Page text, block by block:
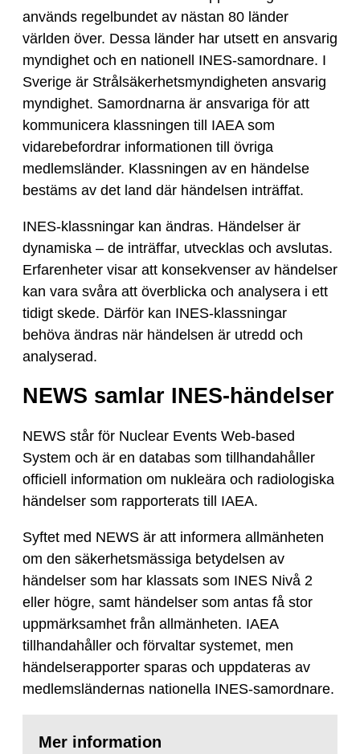
används regelbundet av nästan 80 länder
världen över. Dessa länder har utsett en ansvarig
myndighet och en nationell INES-samordnare. I
Sverige är Strålsäkerhetsmyndigheten ansvarig
myndighet. Samordnarna är ansvariga för att
kommunicera klassningen till IAEA som
vidarebefordrar informationen till övriga
medlemsländer. Klassningen av en händelse
bestäms av det land där händelsen inträffat.
INES-klassningar kan ändras. Händelser är
dynamiska – de inträffar, utvecklas och avslutas.
Erfarenheter visar att konsekvenser av händelser
kan vara svåra att överblicka och analysera i ett
tidigt skede. Därför kan INES-klassningar
behöva ändras när händelsen är utredd och
analyserad.
NEWS samlar INES-händelser
NEWS står för Nuclear Events Web-based
System och är en databas som tillhandahåller
officiell information om nukleära och radiologiska
händelser som rapporterats till IAEA.
Syftet med NEWS är att informera allmänheten
om den säkerhetsmässiga betydelsen av
händelser som har klassats som INES Nivå 2
eller högre, samt händelser som antas få stor
uppmärksamhet från allmänheten. IAEA
tillhandahåller och förvaltar systemet, men
händelserapporter sparas och uppdateras av
medlemsländernas nationella INES-samordnare.
Mer information